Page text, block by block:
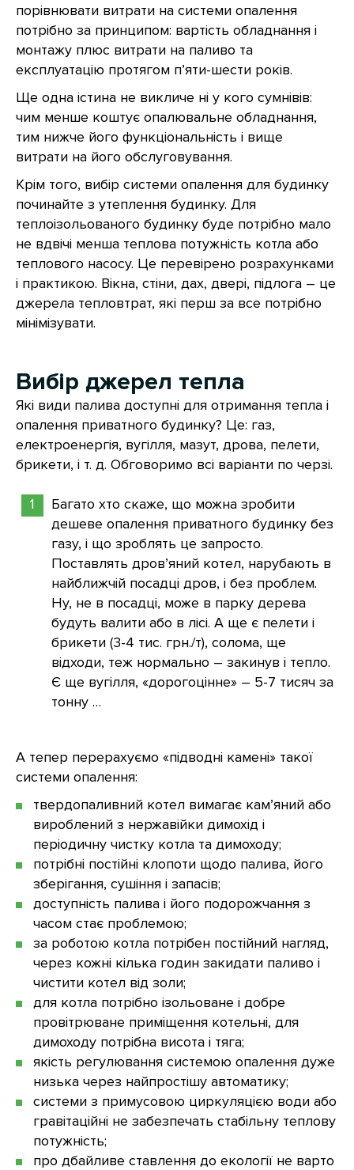
порівнювати витрати на системи опалення
потрібно за принципом: вартість обладнання і
монтажу плюс витрати на паливо та
експлуатацію протягом п’яти-шести років.
Ще одна істина не викличе ні у кого сумнівів:
чим менше коштує опалювальне обладнання,
тим нижче його функціональність і вище
витрати на його обслуговування.
Крім того, вибір системи опалення для будинку
починайте з утеплення будинку. Для
теплоізольованого будинку буде потрібно мало
не вдвічі менша теплова потужність котла або
теплового насосу. Це перевірено розрахунками
і практикою. Вікна, стіни, дах, двері, підлога – це
джерела тепловтрат, які перш за все потрібно
мінімізувати.
Вибір джерел тепла
Які види палива доступні для отримання тепла і
опалення приватного будинку? Це: газ,
електроенергія, вугілля, мазут, дрова, пелети,
брикети, і т. д. Обговоримо всі варіанти по черзі.
Багато хто скаже, що можна зробити
дешеве опалення приватного будинку без
газу, і що зроблять це запросто.
Поставлять дров’яний котел, нарубають в
найближчій посадці дров, і без проблем.
Ну, не в посадці, може в парку дерева
будуть валити або в лісі. А ще є пелети і
брикети (3-4 тис. грн./т), солома, ще
відходи, теж нормально – закинув і тепло.
Є ще вугілля, «дорогоцінне» – 5-7 тисяч за
тонну …
А тепер перерахуємо «підводні камені» такої
системи опалення:
твердопаливний котел вимагає кам’яний або
вироблений з нержавійки димохід і
періодичну чистку котла та димоходу;
потрібні постійні клопоти щодо палива, його
зберігання, сушіння і запасів;
доступність палива і його подорожчання з
часом стає проблемою;
за роботою котла потрібен постійний нагляд,
через кожні кілька годин закидати паливо і
чистити котел від золи;
для котла потрібно ізольоване і добре
провітрюване приміщення котельні, для
димоходу потрібна висота і тяга;
якість регулювання системою опалення дуже
низька через найпростішу автоматику;
системи з примусовою циркуляцією води або
гравітаційні не забезпечать стабільну теплову
потужність;
про дбайливе ставлення до екології не варто